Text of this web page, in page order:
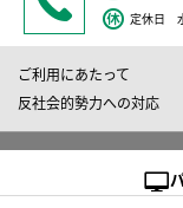
定休日
ご利用にあたって
反社会的勢力への対応